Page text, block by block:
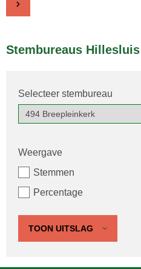
Stembureaus Hillesluis
Selecteer stembureau
Weergave
Stemmen
Percentage
TOON UITSLAG